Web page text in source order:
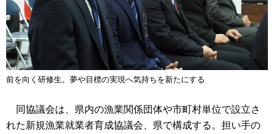
前を向く研修生。夢や目標の実現へ気持ちを新たにする
同協議会は、県内の漁業関係団体や市町村単位で設立さ
れた新規漁業就業者育成協議会、県で構成する。担い手の